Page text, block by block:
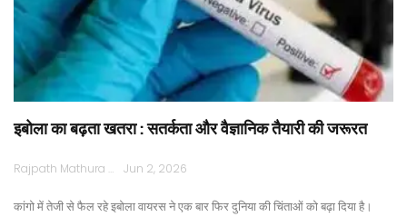
इबोला का बढ़ता खतरा : सतर्कता और वैज्ञानिक तैयारी की जरूरत
Rajpath Mathura Jun 2, 2026
कांगो में तेजी से फैल रहे इबोला वायरस ने एक बार फिर दुनिया की चिंताओं को बढ़ा दिया है।